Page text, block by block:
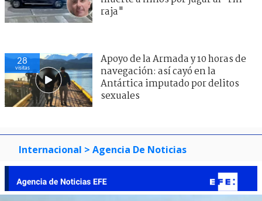
raja"
28
visitas
Apoyo de la Armada y 10 horas de
navegación: así cayó en la
Antártica imputado por delitos
sexuales
Internacional > Agencia De Noticias